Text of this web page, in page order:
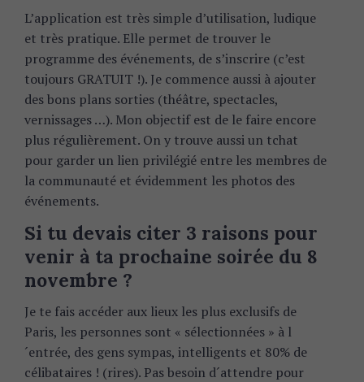
L’application est très simple d’utilisation, ludique
et très pratique. Elle permet de trouver le
programme des événements, de s’inscrire (c’est
toujours GRATUIT !). Je commence aussi à ajouter
des bons plans sorties (théâtre, spectacles,
vernissages …). Mon objectif est de le faire encore
plus régulièrement. On y trouve aussi un tchat
pour garder un lien privilégié entre les membres de
la communauté et évidemment les photos des
événements.
Si tu devais citer 3 raisons pour
venir à ta prochaine soirée du 8
novembre ?
Je te fais accéder aux lieux les plus exclusifs de
Paris, les personnes sont « sélectionnées » à l
´entrée, des gens sympas, intelligents et 80% de
célibataires ! (rires). Pas besoin d´attendre pour